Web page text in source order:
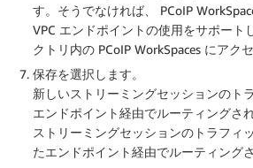
す。そうでなければ、 PCoIP
VPC エンドポイントの使用をサポート
クトリ内の PCoIP WorkSpaces にアク
保存を選択します。
新しいストリーミングセッションのト
エンドポイント経由でルーティングさ
ストリーミングセッションのトラフィ
たエンドポイント経由でルーティング